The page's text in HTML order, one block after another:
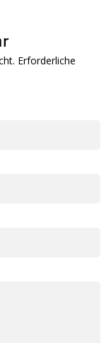
Erforderliche